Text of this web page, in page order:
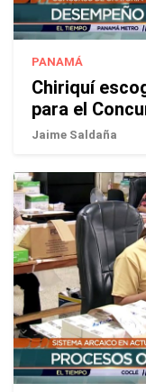
PANAMÁ
Chiriquí
para el
Jaime Saldaña